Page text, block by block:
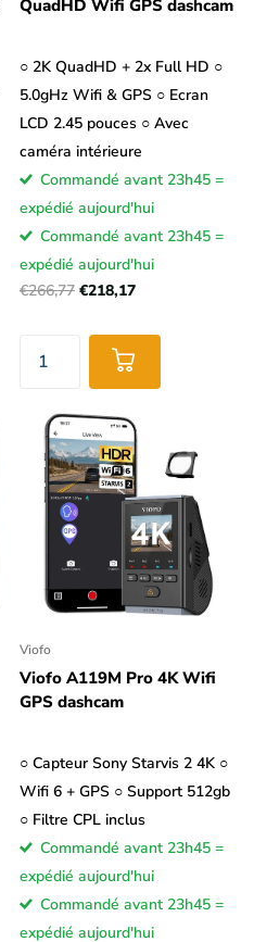
QuadHD Wifi GPS dashcam
○ 2K QuadHD + 2x Full HD ○
5.0gHz Wifi & GPS ○ Ecran
LCD 2.45 pouces ○ Avec
caméra intérieure
Commandé avant 23h45 =
expédié aujourd'hui
Commandé avant 23h45 =
expédié aujourd'hui
€266,77 €218,17
Viofo
Viofo A119M Pro 4K Wifi
GPS dashcam
○ Capteur Sony Starvis 2 4K ○
Wifi 6 + GPS ○ Support 512gb
○ Filtre CPL inclus
Commandé avant 23h45 =
expédié aujourd'hui
Commandé avant 23h45 =
expédié aujourd'hui